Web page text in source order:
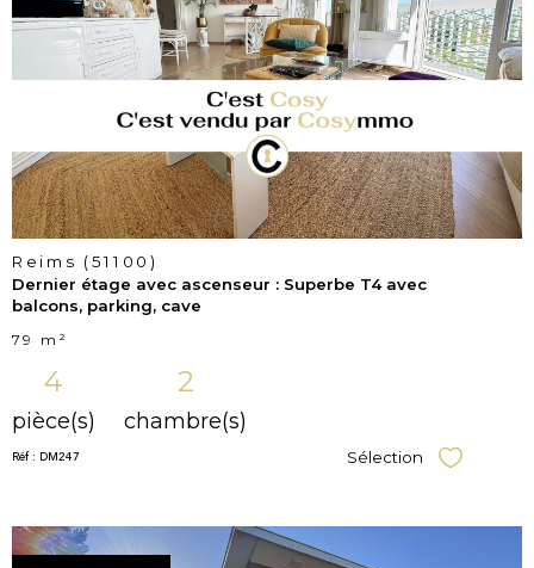
bien
Reims (51100)
Dernier étage avec ascenseur : Superbe T4 avec
balcons, parking, cave
79 m²
4
pièce(s)
2
chambre(s)
Réf : DM247 Sélection Sélectionner